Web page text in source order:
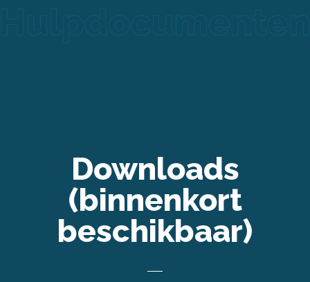
Downloads
(binnenkort
beschikbaar)